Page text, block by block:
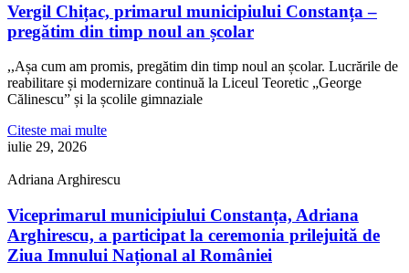
Vergil Chițac, primarul municipiului Constanța –
pregătim din timp noul an școlar
,,Așa cum am promis, pregătim din timp noul an școlar. Lucrările de
reabilitare și modernizare continuă la Liceul Teoretic „George
Călinescu” și la școlile gimnaziale
Citeste mai multe
iulie 29, 2026
Adriana Arghirescu
Viceprimarul municipiului Constanța, Adriana
Arghirescu, a participat la ceremonia prilejuită de
Ziua Imnului Național al României